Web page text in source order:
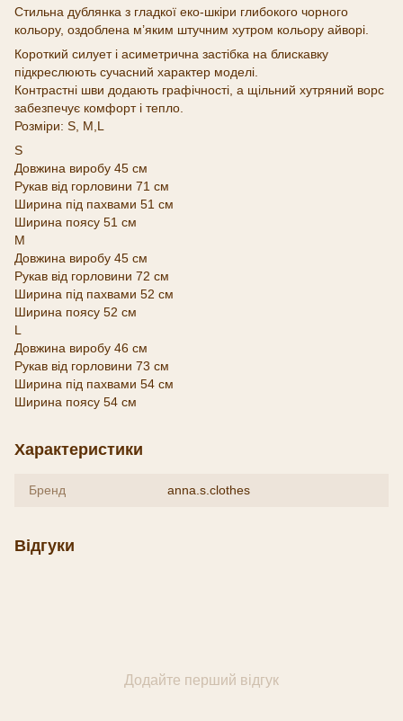
Стильна дублянка з гладкої еко-шкіри глибокого чорного
кольору, оздоблена м’яким штучним хутром кольору айворі.
Короткий силует і асиметрична застібка на блискавку
підкреслюють сучасний характер моделі.
Контрастні шви додають графічності, а щільний хутряний ворс
забезпечує комфорт і тепло.
Розміри: S, M,L
S
Довжина виробу 45 см
Рукав від горловини 71 см
Ширина під пахвами 51 см
Ширина поясу 51 см
М
Довжина виробу 45 см
Рукав від горловини 72 см
Ширина під пахвами 52 см
Ширина поясу 52 см
L
Довжина виробу 46 см
Рукав від горловини 73 см
Ширина під пахвами 54 см
Ширина поясу 54 см
Характеристики
Бренд anna.s.clothes
Відгуки
Додайте перший відгук